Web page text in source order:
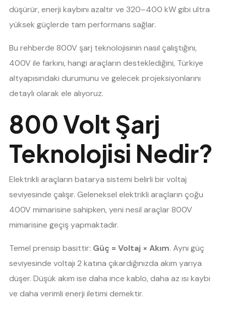
düşürür, enerji kaybını azaltır ve 320–400 kW gibi ultra
yüksek güçlerde tam performans sağlar.
Bu rehberde 800V şarj teknolojisinin nasıl çalıştığını,
400V ile farkını, hangi araçların desteklediğini, Türkiye
altyapısındaki durumunu ve gelecek projeksiyonlarını
detaylı olarak ele alıyoruz.
800 Volt Şarj
Teknolojisi Nedir?
Elektrikli araçların batarya sistemi belirli bir voltaj
seviyesinde çalışır. Geleneksel elektrikli araçların çoğu
400V mimarisine sahipken, yeni nesil araçlar 800V
mimarisine geçiş yapmaktadır.
Temel prensip basittir: Güç = Voltaj × Akım. Aynı güç
seviyesinde voltajı 2 katına çıkardığınızda akım yarıya
düşer. Düşük akım ise daha ince kablo, daha az ısı kaybı
ve daha verimli enerji iletimi demektir.